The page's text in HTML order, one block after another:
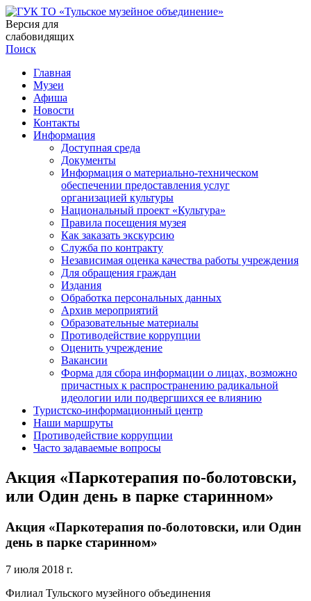
Версия для
слабовидящих
Поиск
Главная
Музеи
Афиша
Новости
Контакты
Информация
Доступная среда
Документы
Информация о материально-техническом
обеспечении предоставления услуг
организацией культуры
Национальный проект «Культура»
Правила посещения музея
Как заказать экскурсию
Служба по контракту
Независимая оценка качества работы учреждения
Для обращения граждан
Издания
Обработка персональных данных
Архив мероприятий
Образовательные материалы
Противодействие коррупции
Оценить учреждение
Вакансии
Форма для сбора информации о лицах, возможно
причастных к распространению радикальной
идеологии или подвергшихся ее влиянию
Туристско-информационный центр
Наши маршруты
Противодействие коррупции
Часто задаваемые вопросы
Акция «Паркотерапия по-болотовски,
или Один день в парке старинном»
Акция «Паркотерапия по-болотовски, или Один
день в парке старинном»
7 июля 2018 г.
Филиал Тульского музейного объединения